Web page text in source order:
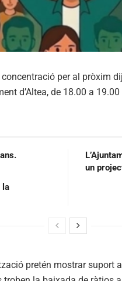
per al pròxim
d’Altea, de 18.00 a 19.00
la
un
pretén mostrar suport